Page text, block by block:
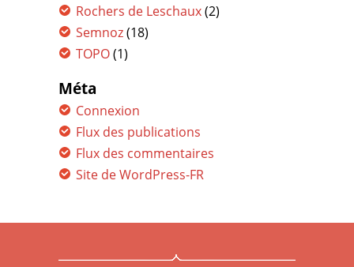
Rochers de Leschaux(2)
Semnoz(18)
TOPO(1)
Méta
Connexion
Flux des publications
Flux des commentaires
Site de WordPress-FR